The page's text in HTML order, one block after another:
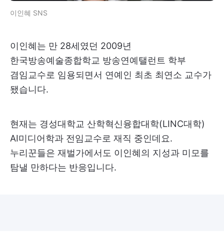
이인혜 SNS
이인혜는 만 28세였던 2009년
한국방송예술종합학교 방송연예탤런트 학부
겸임교수로 임용되면서 연예인 최초 최연소 교수가
됐습니다.
현재는 경성대학교 산학혁신융합대학(LINC대학)
AI미디어학과 전임교수로 재직 중인데요.
누리꾼들은 재벌가에서도 이인혜의 지성과 미모를
탐낼 만하다는 반응입니다.